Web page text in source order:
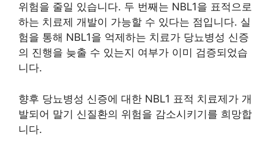
위험을 줄일 있습니다. 두 번째는 NBL1을 표적으로
하는 치료제 개발이 가능할 수 있다는 점입니다. 실
험을 통해 NBL1을 억제하는 치료가 당뇨병성 신증
의 진행을 늦출 수 있는지 여부가 이미 검증되었습
니다.
향후 당뇨병성 신증에 대한 NBL1 표적 치료제가 개
발되어 말기 신질환의 위험을 감소시키기를 희망합
니다.